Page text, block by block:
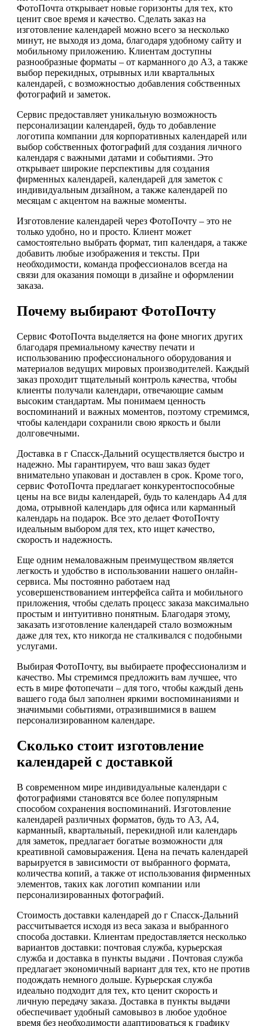
ФотоПочта открывает новые горизонты для тех, кто
ценит свое время и качество. Сделать заказ на
изготовление календарей можно всего за несколько
минут, не выходя из дома, благодаря удобному сайту и
мобильному приложению. Клиентам доступны
разнообразные форматы – от карманного до А3, а также
выбор перекидных, отрывных или квартальных
календарей, с возможностью добавления собственных
фотографий и заметок.
Сервис предоставляет уникальную возможность
персонализации календарей, будь то добавление
логотипа компании для корпоративных календарей или
выбор собственных фотографий для создания личного
календаря с важными датами и событиями. Это
открывает широкие перспективы для создания
фирменных календарей, календарей для заметок с
индивидуальным дизайном, а также календарей по
месяцам с акцентом на важные моменты.
Изготовление календарей через ФотоПочту – это не
только удобно, но и просто. Клиент может
самостоятельно выбрать формат, тип календаря, а также
добавить любые изображения и тексты. При
необходимости, команда профессионалов всегда на
связи для оказания помощи в дизайне и оформлении
заказа.
Почему выбирают ФотоПочту
Сервис ФотоПочта выделяется на фоне многих других
благодаря премиальному качеству печати и
использованию профессионального оборудования и
материалов ведущих мировых производителей. Каждый
заказ проходит тщательный контроль качества, чтобы
клиенты получали календари, отвечающие самым
высоким стандартам. Мы понимаем ценность
воспоминаний и важных моментов, поэтому стремимся,
чтобы календари сохранили свою яркость и были
долговечными.
Доставка в г Спасск-Дальний осуществляется быстро и
надежно. Мы гарантируем, что ваш заказ будет
внимательно упакован и доставлен в срок. Кроме того,
сервис ФотоПочта предлагает конкурентоспособные
цены на все виды календарей, будь то календарь А4 для
дома, отрывной календарь для офиса или карманный
календарь на подарок. Все это делает ФотоПочту
идеальным выбором для тех, кто ищет качество,
скорость и надежность.
Еще одним немаловажным преимуществом является
легкость и удобство в использовании нашего онлайн-
сервиса. Мы постоянно работаем над
усовершенствованием интерфейса сайта и мобильного
приложения, чтобы сделать процесс заказа максимально
простым и интуитивно понятным. Благодаря этому,
заказать изготовление календарей стало возможным
даже для тех, кто никогда не сталкивался с подобными
услугами.
Выбирая ФотоПочту, вы выбираете профессионализм и
качество. Мы стремимся предложить вам лучшее, что
есть в мире фотопечати – для того, чтобы каждый день
вашего года был заполнен яркими воспоминаниями и
значимыми событиями, отразившимися в вашем
персонализированном календаре.
Сколько стоит изготовление
календарей с доставкой
В современном мире индивидуальные календари с
фотографиями становятся все более популярным
способом сохранения воспоминаний. Изготовление
календарей различных форматов, будь то А3, А4,
карманный, квартальный, перекидной или календарь
для заметок, предлагает богатые возможности для
креативной самовыражения. Цена на печать календарей
варьируется в зависимости от выбранного формата,
количества копий, а также от использования фирменных
элементов, таких как логотип компании или
персонализированных фотографий.
Стоимость доставки календарей до г Спасск-Дальний
рассчитывается исходя из веса заказа и выбранного
способа доставки. Клиентам предоставляется несколько
вариантов доставки: почтовая служба, курьерская
служба и доставка в пункты выдачи . Почтовая служба
предлагает экономичный вариант для тех, кто не против
подождать немного дольше. Курьерская служба
идеально подходит для тех, кто ценит скорость и
личную передачу заказа. Доставка в пункты выдачи
обеспечивает удобный самовывоз в любое удобное
время без необходимости адаптироваться к графику